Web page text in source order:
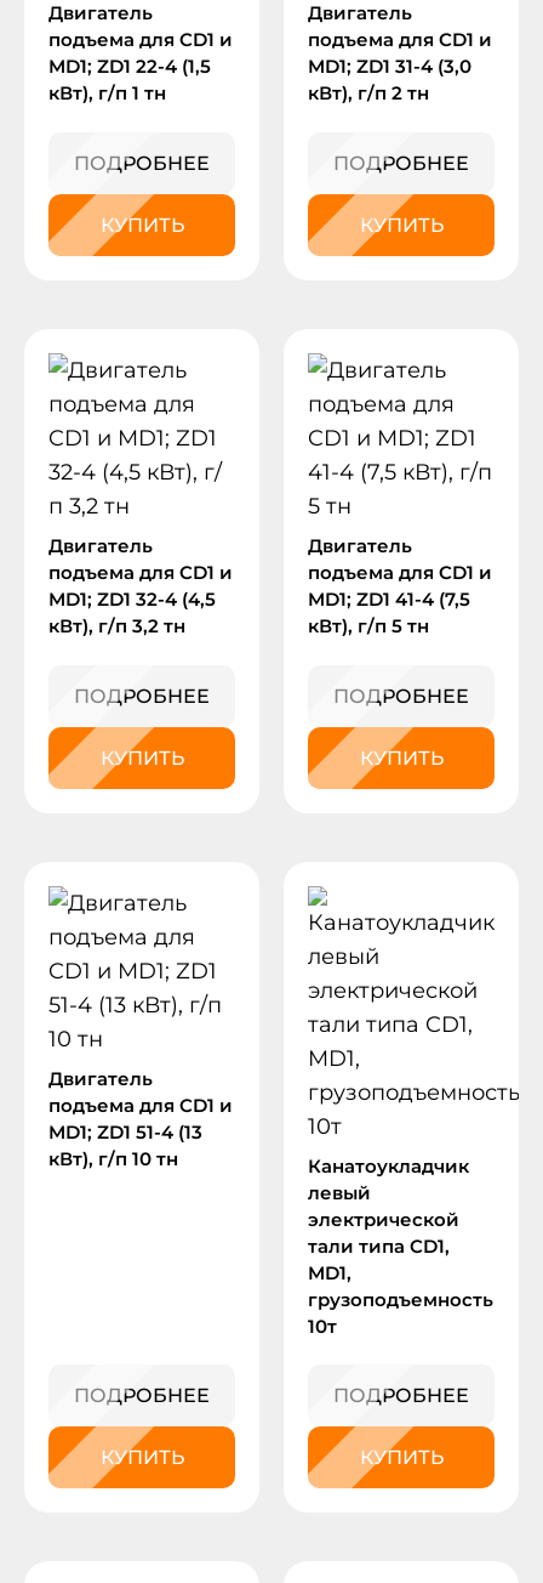
Двигатель
подъема для CD1 и
MD1; ZD1 22-4 (1,5
кВт), г/п 1 тн
ПОДРОБНЕЕ
КУПИТЬ
Двигатель
подъема для CD1 и
MD1; ZD1 31-4 (3,0
кВт), г/п 2 тн
ПОДРОБНЕЕ
КУПИТЬ
Двигатель
подъема для CD1 и
MD1; ZD1 32-4 (4,5
кВт), г/п 3,2 тн
ПОДРОБНЕЕ
КУПИТЬ
Двигатель
подъема для CD1 и
MD1; ZD1 41-4 (7,5
кВт), г/п 5 тн
ПОДРОБНЕЕ
КУПИТЬ
Двигатель
подъема для CD1 и
MD1; ZD1 51-4 (13
кВт), г/п 10 тн
ПОДРОБНЕЕ
КУПИТЬ
Канатоукладчик
левый
электрической
тали типа CD1,
MD1,
грузоподъемность
10т
ПОДРОБНЕЕ
КУПИТЬ